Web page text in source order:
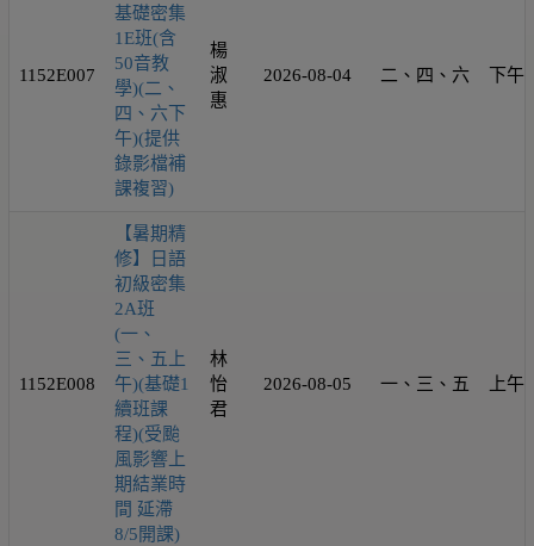
1152E007
基礎密集
1E班(含
50音教
學)(二、
四、六下
午)(提供
錄影檔補
課複習)
楊
淑
惠
2026-08-04 二、四、六 下午
1152E008
【暑期精
修】日語
初級密集
2A班
(一、
三、五上
午)(基礎1
續班課
程)(受颱
風影響上
期結業時
間 延滯
8/5開課)
林
怡
君
2026-08-05 一、三、五 上午